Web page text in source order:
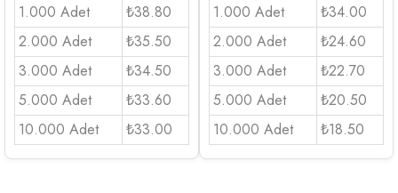
1.000 Adet
₺38.80
2.000 Adet
₺35.50
3.000 Adet
₺34.50
5.000 Adet
₺33.60
10.000 Adet
₺33.00
1.000 Adet
₺34.00
2.000 Adet
₺24.60
3.000 Adet
₺22.70
5.000 Adet
₺20.50
10.000 Adet
₺18.50